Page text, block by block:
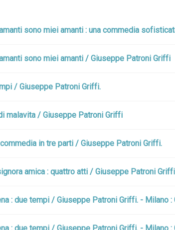
sono miei amanti : una commedia
sono miei amanti / Giuseppe Patroni Griffi
/ Giuseppe Patroni Griffi.
malavita / Giuseppe Patroni Griffi
in tre parti / Giuseppe Patroni Griffi.
amica : quattro atti / Giuseppe Patroni Griffi
: due tempi / Giuseppe Patroni Griffi. - Milano :